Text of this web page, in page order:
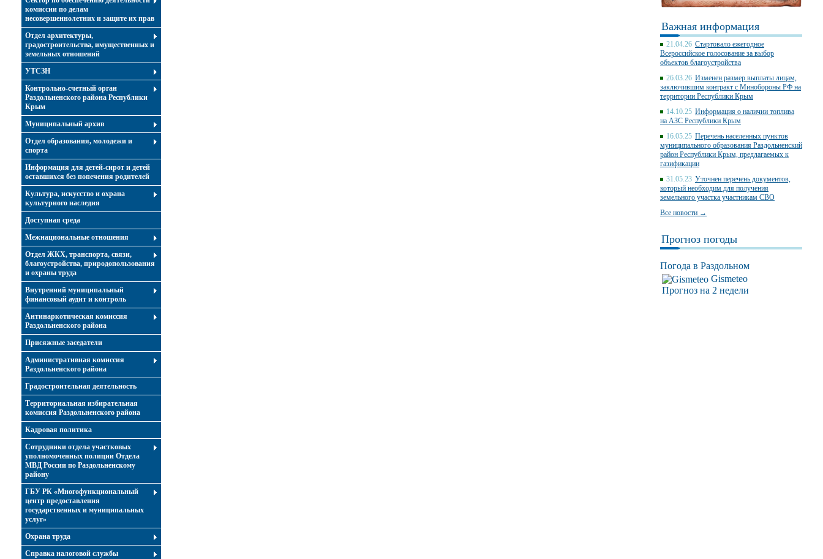
комиссии по делам
несовершеннолетних и защите их прав
Отдел архитектуры,
градостроительства, имущественных и
земельных отношений
УТСЗН
Контрольно-счетный орган
Раздольненского района Республики
Крым
Муниципальный архив
Отдел образования, молодежи и
спорта
Информация для детей-сирот и детей
оставшихся без попечения родителей
Культура, искусство и охрана
культурного наследия
Доступная среда
Межнациональные отношения
Отдел ЖКХ, транспорта, связи,
благоустройства, природопользования
и охраны труда
Внутренний муниципальный
финансовый аудит и контроль
Антинаркотическая комиссия
Раздольненского района
Присяжные заседатели
Административная комиссия
Раздольненского района
Градостроительная деятельность
Территориальная избирательная
комиссия Раздольненского района
Кадровая политика
Сотрудники отдела участковых
уполномоченных полиции Отдела
МВД России по Раздольненскому
району
ГБУ РК «Многофункциональный
центр предоставления
государственных и муниципальных
услуг»
Охрана труда
Справка налоговой службы
Важная информация
21.04.26 Стартовало ежегодное
Всероссийское голосование за выбор
объектов благоустройства
26.03.26 Изменен размер выплаты лицам,
заключившим контракт с Минобороны РФ на
территории Республики Крым
14.10.25 Информация о наличии топлива
на АЗС Республики Крым
16.05.25 Перечень населенных пунктов
муниципального образования Раздольненский
район Республики Крым, предлагаемых к
газификации
31.05.23 Уточнен перечень документов,
который необходим для получения
земельного участка участникам СВО
Все новости →
Прогноз погоды
Погода в Раздольном
Gismeteo
Прогноз на 2 недели